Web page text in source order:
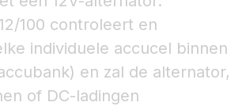
100 controleert en
individuele accucel binnen
en zal de alternator,
of DC-ladingen